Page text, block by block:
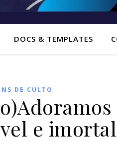
DOCS & TEMPLATES
DE CULTO
e imortal